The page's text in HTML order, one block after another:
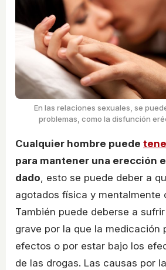
En las relaciones sexuales, se
problemas, como la disfunción
Cualquier hombre puede
para mantener una erección
dado, esto se puede deber a
agotados física y mentalmente
También puede deberse a sufrir
grave por la que la medicación
efectos o por estar bajo los
de las drogas. Las causas por